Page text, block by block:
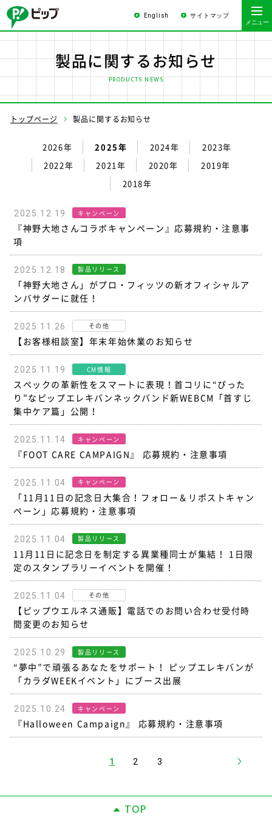
English サイトマップ
製品に関するお知らせ
PRODUCTS NEWS
トップページ 製品に関するお知らせ
2026年 2025年 2024年
2023年
2022年
2021年 2020年
2019年
2018年
2025.12.19 キャンペーン
『神野大地さんコラボキャンペーン』応募規約・注意事
項
2025.12.18 製品リリース
「神野大地さん」がプロ・フィッツの新オフィシャルア
ンバサダーに就任！
2025.11.26 その他
【お客様相談室】年末年始休業のお知らせ
2025.11.19 CM情報
スペックの革新性をスマートに表現！首コリに“ぴった
り”なピップエレキバンネックバンド新WEBCM「首すじ
集中ケア篇」公開！
2025.11.14 キャンペーン
『FOOT CARE CAMPAIGN』 応募規約・注意事項
2025.11.04 キャンペーン
「11月11日の記念日大集合！フォロー＆リポストキャン
ペーン」応募規約・注意事項
2025.11.04 製品リリース
11月11日に記念日を制定する異業種同士が集結！ 1日限
定のスタンプラリーイベントを開催！
2025.11.04 その他
【ピップウエルネス通販】電話でのお問い合わせ受付時
間変更のお知らせ
2025.10.29 製品リリース
“夢中”で頑張るあなたをサポート！ ピップエレキバンが
「カラダWEEKイベント」にブース出展
2025.10.24 キャンペーン
『Halloween Campaign』 応募規約・注意事項
1 2 3
TOP